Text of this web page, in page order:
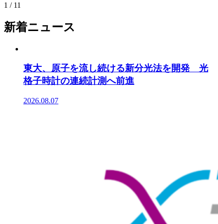
1 / 11
新着ニュース
東大、原子を流し続ける新分光法を開発 光
格子時計の連続計測へ前進
2026.08.07